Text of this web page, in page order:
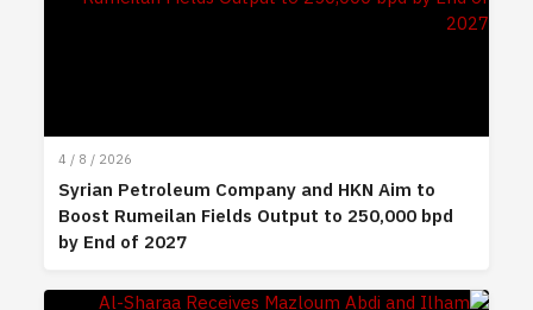
4 / 8 / 2026
Syrian Petroleum Company and HKN Aim to
Boost Rumeilan Fields Output to 250,000 bpd
by End of 2027